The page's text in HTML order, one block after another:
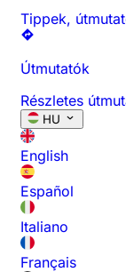
Tippek,
Útmutatók
Részletes
HU
English
Español
Italiano
Français